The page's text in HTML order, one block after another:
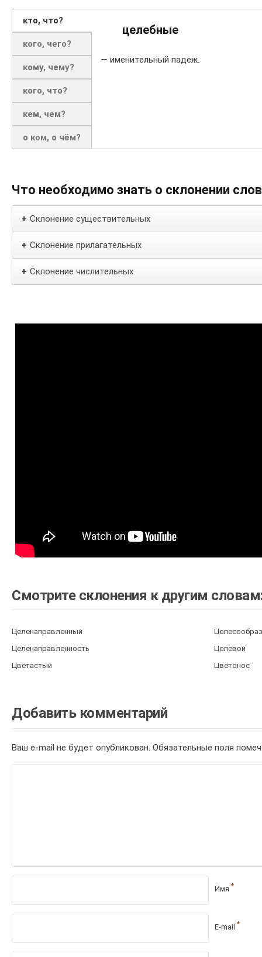
кто, что?
кого, чего?
кому, чему?
кого, что?
кем, чем?
о ком, о чём?
целебные
— именительный падеж.
Что необходимо знать о склонении
+ Склонение существительных
+ Склонение прилагательных
+ Склонение числительных
Смотрите склонения к другим
Целенаправленный
Целенаправленность
Целевой
Цветастый
Цветонос
Добавить комментарий
Ваш e-mail не будет опубликован. Обязательные поля
Имя *
E-mail *